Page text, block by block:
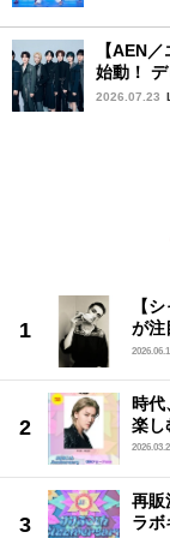
【AEN
始動！
ュー。7
2026.07.23
【
が注
時代
楽し
再販
ラ